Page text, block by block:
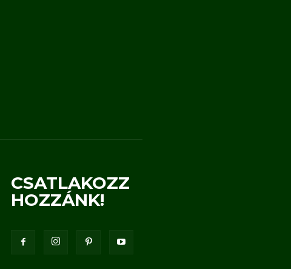
CSATLAKOZZ
HOZZÁNK!